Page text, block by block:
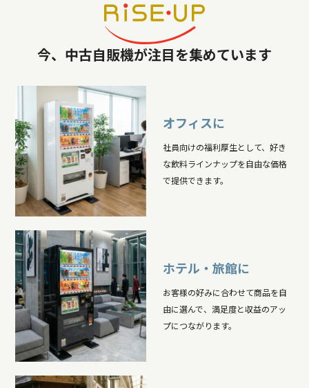
今、中古自販機が注目を集めています
オフィスに
社員向けの福利厚生として、好き
な飲料ラインナップを自由な価格
で提供できます。
ホテル・旅館に
お客様の好みに合わせて商品を自
由に選んで、満足度と収益のアッ
プにつながります。